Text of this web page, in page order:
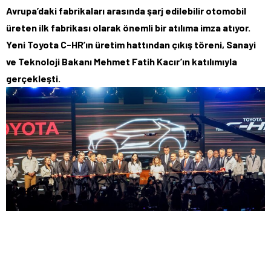
Avrupa’daki fabrikaları arasında şarj edilebilir otomobil
üreten ilk fabrikası olarak önemli bir atılıma imza atıyor.
Yeni Toyota C-HR’ın üretim hattından çıkış töreni, Sanayi
ve Teknoloji Bakanı Mehmet Fatih Kacır’ın katılımıyla
gerçekleşti.